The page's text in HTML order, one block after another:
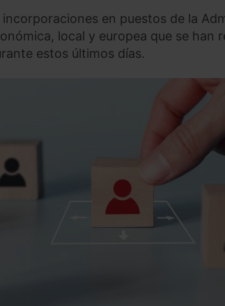
en puestos de la
local y europea que se han
estos últimos días.